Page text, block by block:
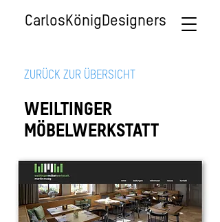
CarlosKönigDesigners
ZURÜCK ZUR ÜBERSICHT
WEILTINGER
MÖBELWERKSTATT